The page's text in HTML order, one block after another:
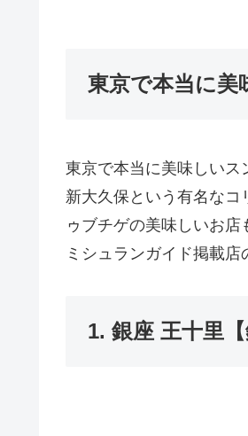
東京で本当に美
東京で本当に美味しいス
新大久保という有名な
ゥブチゲの美味しいお店
ミシュランガイド掲載
1. 銀座 王十里【